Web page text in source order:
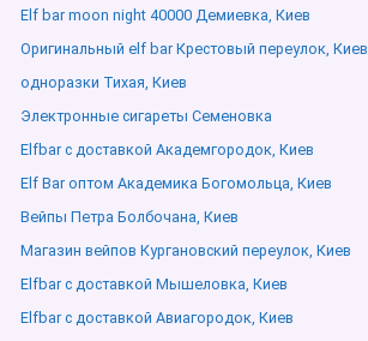
Elf bar moon night 40000 Демиевка, Киев
Оригинальный elf bar Крестовый переулок, Киев
одноразки Тихая, Киев
Электронные сигареты Семеновка
Elfbar с доставкой Академгородок, Киев
Elf Bar оптом Академика Богомольца, Киев
Вейпы Петра Болбочана, Киев
Магазин вейпов Кургановский переулок, Киев
Elfbar с доставкой Мышеловка, Киев
Elfbar с доставкой Авиагородок, Киев